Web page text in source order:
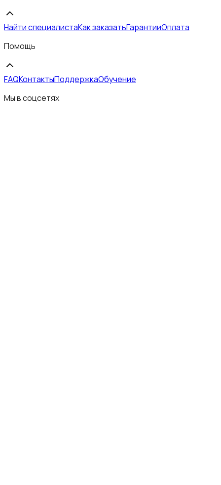
Найти специалистаКак заказатьГарантииОплата
Помощь
FAQКонтактыПоддержкаОбучение
Мы в соцсетях